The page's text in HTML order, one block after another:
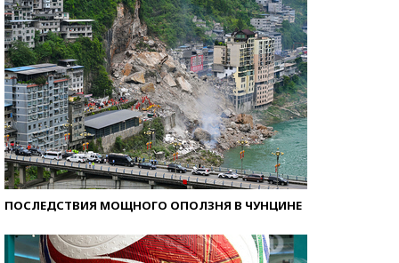
ПОСЛЕДСТВИЯ МОЩНОГО ОПОЛЗНЯ В ЧУНЦИНЕ